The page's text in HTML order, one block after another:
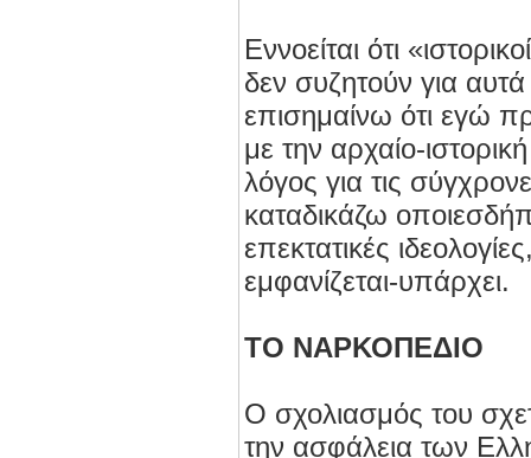
Εννοείται ότι
δεν συζητούν για
επισημαίνω ότι εγώ
με την αρχαίο-
λόγος για τις
καταδικάζω
επεκτατικές
εμφανίζεται-υπάρχει.
ΤΟ ΝΑΡΚΟΠΕΔΙΟ
Ο σχολιασμός του
την ασφάλεια των